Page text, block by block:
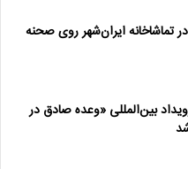
تماشاخانه ایران‌شهر روی صحنه
بین‌المللی «وعده صادق در